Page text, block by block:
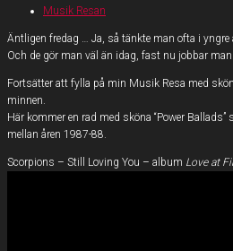
Musik Resan
Äntligen fredag … Ja, så tänkte man ofta i yngre
Och de gör man väl än idag, fast nu jobbar
Fortsätter att fylla på min Musik Resa med
minnen.
Här kommer en rad med sköna “Power
mellan åren 1987-88.
Scorpions – Still Loving You – album Love at